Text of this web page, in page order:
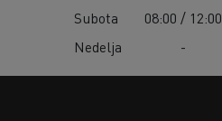
Subota
08:00 / 12:00
Nedelja
-